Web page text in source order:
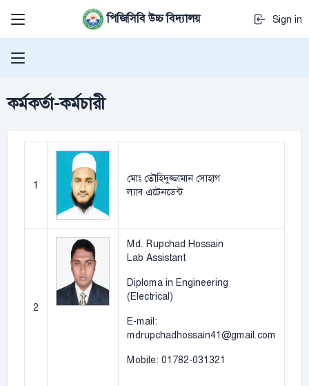
পিজিসিবি উচ্চ বিদ্যালয় Sign in
কর্মকর্তা-কর্মচারী
1
মোঃ তৌহিদুজ্জামান সোহাগ
ল্যাব এটেনডেন্ট
2
Md. Rupchad Hossain
Lab Assistant
Diploma in Engineering
(Electrical)
E-mail:
mdrupchadhossain41@gmail.com
Mobile: 01782-031321